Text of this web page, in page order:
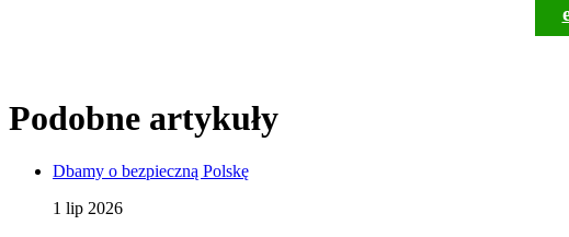
Podobne artykuły
Dbamy o bezpieczną Polskę
1 lip 2026